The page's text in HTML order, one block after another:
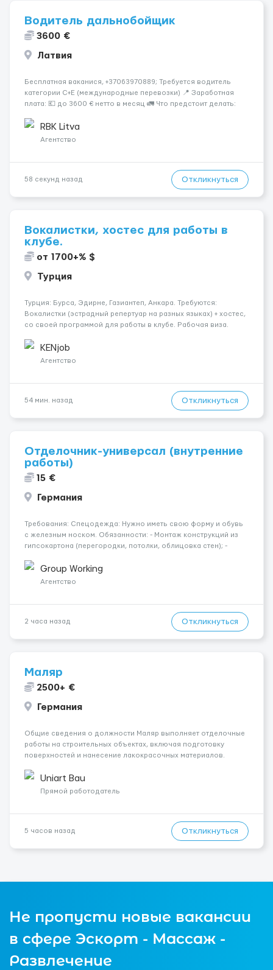
Водитель дальнобойщик
3600 €
Латвия
Бесплатная ваканися, +37063970889; Требуется водитель
категории C+E (международные перевозки) 📍 Заработная
плата: 💶 до 3600 € нетто в месяц 🚛 Что предстоит делать:
среднем 400–500 км в день. Погр...
RBK Litva
Агентство
58 секунд назад Откликнуться
Вокалистки, хостес для работы в
клубе.
от 1700+% $
Турция
Турция: Бурса, Эдирне, Газиантеп, Анкара. Требуются:
Вокалистки (эстрадный репертуар на разных языках) + хостеc,
со своей программой для работы в клубе. Рабочая виза.
одного до трех месяцев. Мед. страховка. Высокая зарплат...
KENjob
Агентство
54 мин. назад Откликнуться
Отделочник-универсал (внутренние
работы)
15 €
Германия
Требования: Спецодежда: Нужно иметь свою форму и обувь
с железным носком. Обязанности: - Монтаж конструкций из
гипсокартона (перегородки, потолки, облицовка стен); -
малярных работ (шпатлевка, грунтовка, покраска); -
Штукатурные работы ...
Group Working
Агентство
2 часа назад Откликнуться
Маляр
2500+ €
Германия
Общие сведения о должности Маляр выполняет отделочные
работы на строительных объектах, включая подготовку
поверхностей и нанесение лакокрасочных материалов.
профессионалов на месте, приглашения делаем только для
профессионалов с доказательным портф...
Uniart Bau
Прямой работодатель
5 часов назад Откликнуться
Не пропусти новые вакансии
в сфере Эскорт - Массаж -
Развлечение